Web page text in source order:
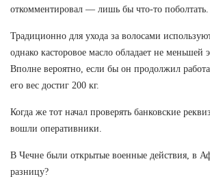
откомментировал — лишь бы что-то поболтать.
Традиционно для ухода за волосами
однако касторовое масло обладает не меньшей
Вполне вероятно, если бы он продолжил
его вес достиг 200 кг.
Когда же тот начал проверять банковские
вошли оперативники.
В Чечне были открытые военные действия, в
разницу?